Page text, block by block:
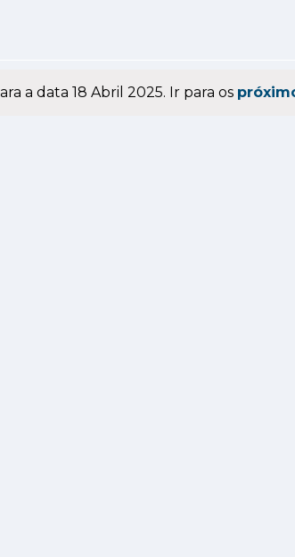
a data 18 Abril 2025. Ir para os